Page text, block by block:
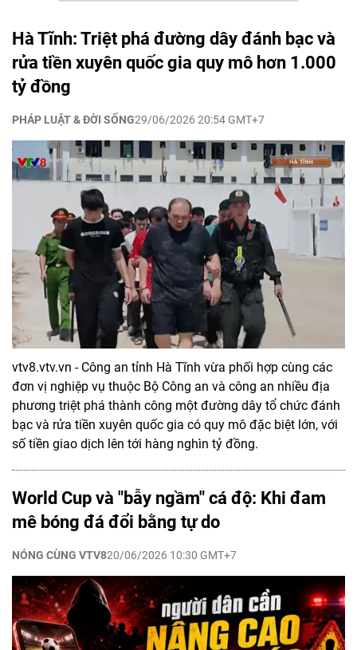
Hà Tĩnh: Triệt phá đường dây đánh bạc và
rửa tiền xuyên quốc gia quy mô hơn 1.000
tỷ đồng
PHÁP LUẬT & ĐỜI SỐNG29/06/2026 20:54 GMT+7
vtv8.vtv.vn - Công an tỉnh Hà Tĩnh vừa phối hợp cùng các
đơn vị nghiệp vụ thuộc Bộ Công an và công an nhiều địa
phương triệt phá thành công một đường dây tổ chức đánh
bạc và rửa tiền xuyên quốc gia có quy mô đặc biệt lớn, với
số tiền giao dịch lên tới hàng nghìn tỷ đồng.
World Cup và "bẫy ngầm" cá độ: Khi đam
mê bóng đá đổi bằng tự do
NÓNG CÙNG VTV820/06/2026 10:30 GMT+7